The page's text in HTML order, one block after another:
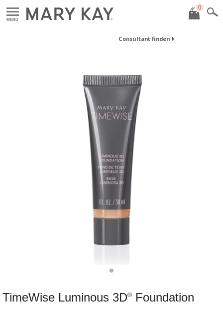
MENU
0
Consultant finden
TimeWise Luminous 3D® Foundation